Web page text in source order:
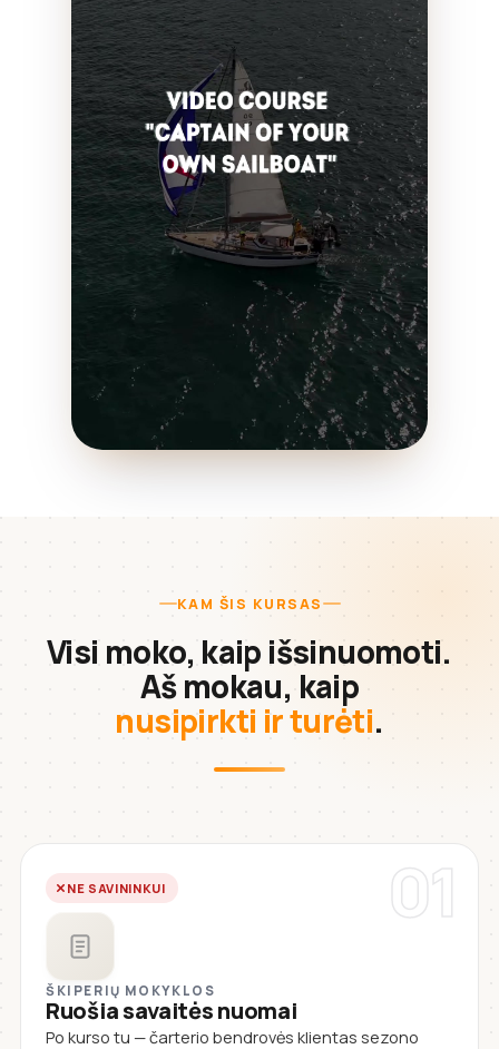
KAM ŠIS KURSAS
Visi moko, kaip išsinuomoti.
Aš mokau, kaip
nusipirkti ir turėti.
01
NE SAVININKUI
ŠKIPERIŲ MOKYKLOS
Ruošia savaitės nuomai
Po kurso tu — čarterio bendrovės klientas sezono